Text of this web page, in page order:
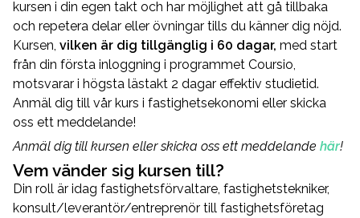
kursen i din egen takt och har möjlighet att gå tillbaka
och repetera delar eller övningar tills du känner dig nöjd.
Kursen, vilken är dig tillgänglig i 60 dagar, med start
från din första inloggning i programmet Coursio,
motsvarar i högsta lästakt 2 dagar effektiv studietid.
Anmäl dig till vår kurs i fastighetsekonomi eller skicka
oss ett meddelande!
Anmäl dig till kursen eller skicka oss ett meddelande här!
Vem vänder sig kursen till?
Din roll är idag fastighetsförvaltare, fastighetstekniker,
konsult/leverantör/entreprenör till fastighetsföretag